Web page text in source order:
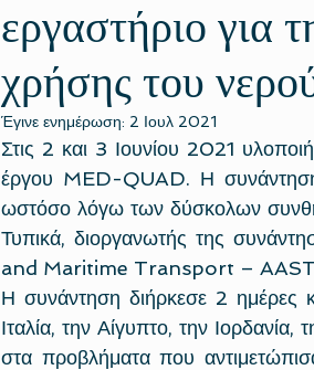
εργαστήριο για
χρήσης του
Έγινε ενημέρωση: 2 Ιουλ 2021
Στις 2 και 3 Ιουνίου 2021
έργου MED-QUAD. Η
ωστόσο λόγω των δύσκολων
Τυπικά, διοργανωτής της
and Maritime Transport –
Η συνάντηση διήρκεσε 2 ημέρες
Ιταλία, την Αίγυπτο, την
στα προβλήματα που